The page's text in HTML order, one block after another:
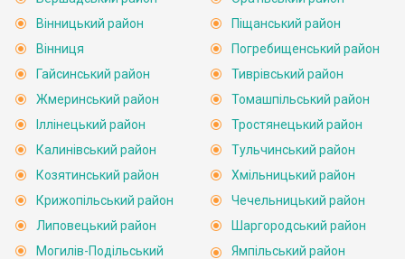
Вінницький район
Вінниця
Гайсинський район
Жмеринський район
Іллінецький район
Калинівський район
Козятинський район
Крижопільський район
Липовецький район
Могилів-Подільський
Піщанський район
Погребищенський район
Тиврівський район
Томашпільський район
Тростянецький район
Тульчинський район
Хмільницький район
Чечельницький район
Шаргородський район
Ямпільський район